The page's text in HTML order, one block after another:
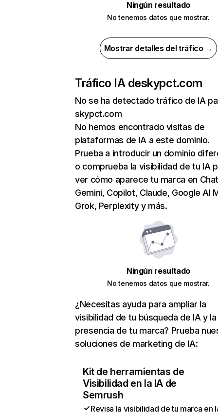
Ningún resultado
No tenemos datos que mostrar.
Mostrar detalles del tráfico →
Tráfico IA deskypct.com
No se ha detectado tráfico de IA
skypct.com
No hemos encontrado visitas de
plataformas de IA a este dominio.
Prueba a introducir un dominio
o comprueba la visibilidad de tu IA
ver cómo aparece tu marca en
Gemini, Copilot, Claude, Google AI
Grok, Perplexity y más.
Ningún resultado
No tenemos datos que mostrar.
¿Necesitas ayuda para ampliar la
visibilidad de tu búsqueda de IA y la
presencia de tu marca? Prueba
soluciones de marketing de IA:
Kit de herramientas de
Visibilidad en la IA de
Semrush
Revisa la visibilidad de tu marca en